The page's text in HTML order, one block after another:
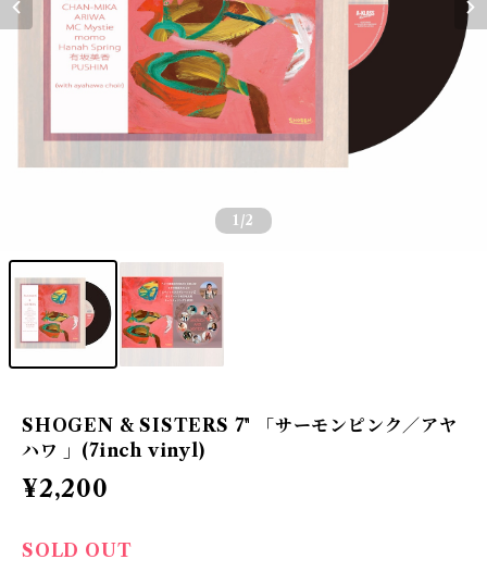
1 /2
SHOGEN & SISTERS 7" 「サーモンピンク／アヤ
ハワ 」(7inch vinyl)
¥2,200
SOLD OUT